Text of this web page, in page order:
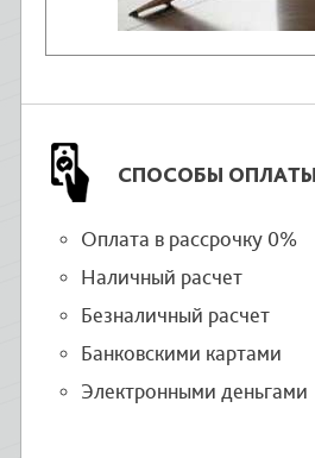
СПОСОБЫ ОПЛАТЫ
Оплата в рассрочку 0%
Наличный расчет
Безналичный расчет
Банковскими картами
Электронными деньгами